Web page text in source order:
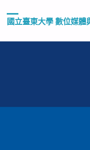
國立臺東大學 數位媒體